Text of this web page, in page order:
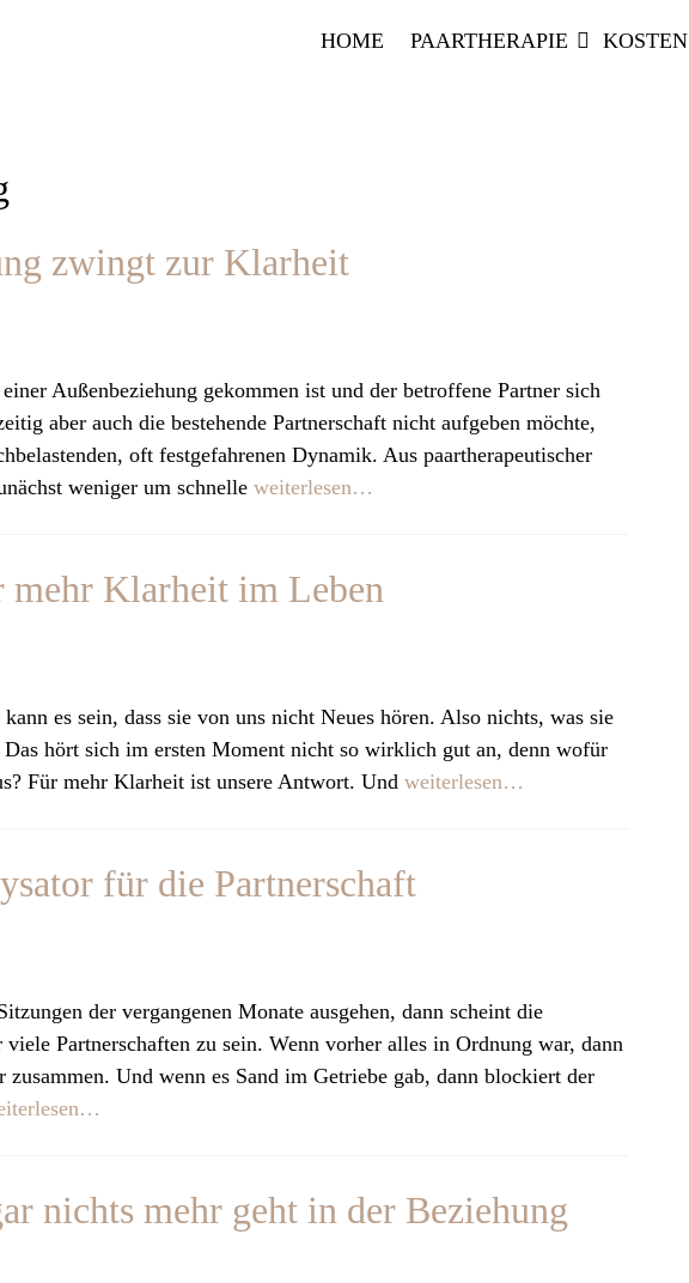
HOME PAARTHERAPIE KOSTEN
zwingt zur Klarheit
Außenbeziehung gekommen ist und der betroffene Partner sich
aber auch die bestehende Partnerschaft nicht aufgeben möchte,
oft festgefahrenen Dynamik. Aus paartherapeutischer
weniger um schnelle weiterlesen…
mehr Klarheit im Leben
es sein, dass sie von uns nicht Neues hören. Also nichts, was sie
Das hört sich im ersten Moment nicht so wirklich gut an, denn wofür
Für mehr Klarheit ist unsere Antwort. Und weiterlesen…
für die Partnerschaft
der vergangenen Monate ausgehen, dann scheint die
Partnerschaften zu sein. Wenn vorher alles in Ordnung war, dann
zusammen. Und wenn es Sand im Getriebe gab, dann blockiert der
nichts mehr geht in der Beziehung